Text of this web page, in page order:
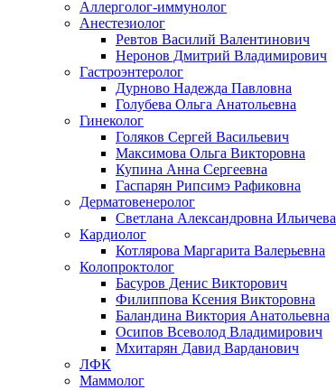
Аллерголог-иммунолог
Анестезиолог
Ревтов Василий Валентинович
Неронов Дмитрий Владимирович
Гастроэнтеролог
Дурново Надежда Павловна
Голубева Ольга Анатольевна
Гинеколог
Голяков Сергей Васильевич
Максимова Ольга Викторовна
Купина Анна Сергеевна
Гаспарян Рипсимэ Рафиковна
Дерматовенеролог
Светлана Александровна Ильичева
Кардиолог
Котлярова Маргарита Валерьевна
Колопроктолог
Басуров Денис Викторович
Филиппова Ксения Викторовна
Баландина Виктория Анатольевна
Осипов Всеволод Владимирович
Мхитарян Давид Варданович
ЛФК
Маммолог